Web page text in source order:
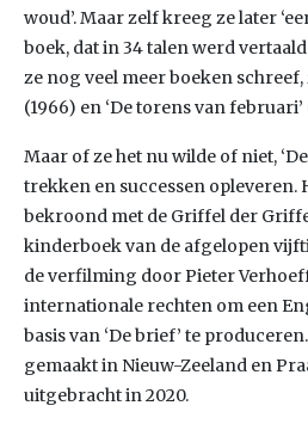
woud’. Maar zelf kreeg ze later
boek, dat in 34 talen werd
ze nog veel meer boeken schreef,
(1966) en ‘De torens van februari’
Maar of ze het nu wilde of niet,
trekken en successen opleveren.
bekroond met de Griffel der
kinderboek van de afgelopen
de verfilming door Pieter
internationale rechten om een
basis van ‘De brief’ te
gemaakt in Nieuw-Zeeland en
uitgebracht in 2020.